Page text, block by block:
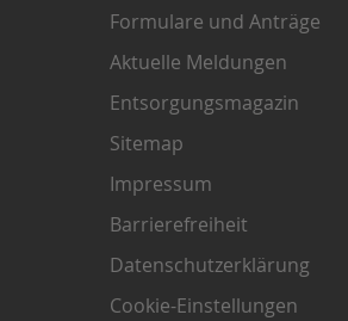
Formulare und Anträge
Aktuelle Meldungen
Entsorgungsmagazin
Sitemap
Impressum
Barrierefreiheit
Datenschutzerklärung
Cookie-Einstellungen